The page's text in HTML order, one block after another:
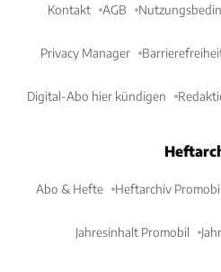
Kontakt AGB
Privacy Manager
Digital-Abo hier kündigen
Abo & Hefte Heftarchiv Promobil
Jahresinhalt Promobil